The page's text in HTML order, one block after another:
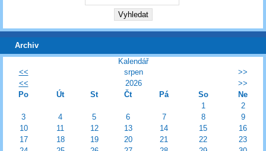
Archiv
Kalendář
<<
srpen
>>
<<
2026
>>
Po
Út St Čt Pá So
Ne
1
2
3
4 5 6 7 8
9
10
11 12 13 14 15
16
17
18 19 20 21 22
23